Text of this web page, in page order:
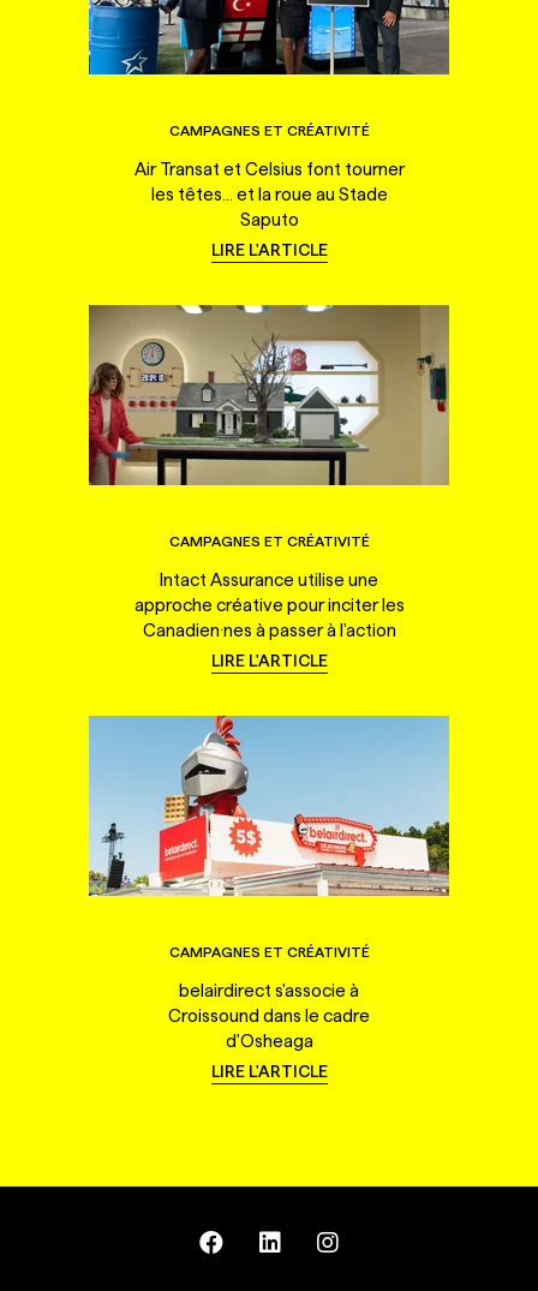
CAMPAGNES ET CRÉATIVITÉ
Air Transat et Celsius font tourner
les têtes... et la roue au Stade
Saputo
LIRE L'ARTICLE
CAMPAGNES ET CRÉATIVITÉ
Intact Assurance utilise une
approche créative pour inciter les
Canadien·nes à passer à l'action
LIRE L'ARTICLE
CAMPAGNES ET CRÉATIVITÉ
belairdirect s'associe à
Croissound dans le cadre
d'Osheaga
LIRE L'ARTICLE